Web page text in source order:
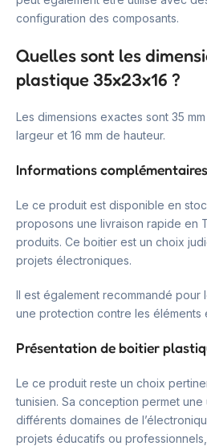
configuration des composants.
Quelles sont les
plastique 35x23x16 ?
Les dimensions exactes sont 35
largeur et 16 mm de hauteur.
Informations complémentaires
Le ce produit est disponible en
proposons une livraison rapide en
produits. Ce boitier est un choix
projets électroniques.
Il est également recommandé pour
une protection contre les éléments
Présentation de boitier
Le ce produit reste un choix
tunisien. Sa conception permet une
différents domaines de
projets éducatifs ou